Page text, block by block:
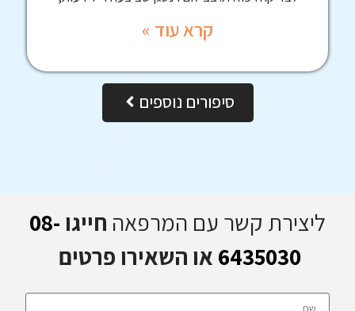
קרא עוד »
סיפורים נוספים
ליצירת קשר עם המרפאה חייגו 08-
6435030 או השאירו פרטים